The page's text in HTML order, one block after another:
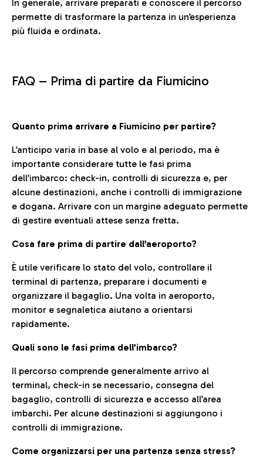
In generale, arrivare preparati e conoscere il percorso
permette di trasformare la partenza in un’esperienza
più fluida e ordinata.
FAQ – Prima di partire da Fiumicino
Quanto prima arrivare a Fiumicino per partire?
L’anticipo varia in base al volo e al periodo, ma è
importante considerare tutte le fasi prima
dell’imbarco: check-in, controlli di sicurezza e, per
alcune destinazioni, anche i controlli di immigrazione
e dogana. Arrivare con un margine adeguato permette
di gestire eventuali attese senza fretta.
Cosa fare prima di partire dall’aeroporto?
È utile verificare lo stato del volo, controllare il
terminal di partenza, preparare i documenti e
organizzare il bagaglio. Una volta in aeroporto,
monitor e segnaletica aiutano a orientarsi
rapidamente.
Quali sono le fasi prima dell’imbarco?
Il percorso comprende generalmente arrivo al
terminal, check-in se necessario, consegna del
bagaglio, controlli di sicurezza e accesso all’area
imbarchi. Per alcune destinazioni si aggiungono i
controlli di immigrazione.
Come organizzarsi per una partenza senza stress?